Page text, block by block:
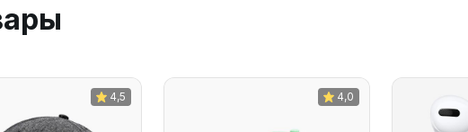
4,5 4,0